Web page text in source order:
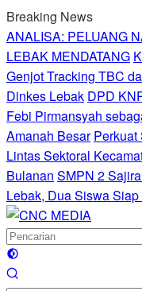
Langsung
ke
konten
Breaking News
ANALISA: PELUANG
LEBAK MENDATANG
Genjot Tracking TBC
Dinkes Lebak DPD
Febi Pirmansyah
Amanah Besar Perkuat
Lintas Sektoral
Bulanan SMPN 2
Lebak, Dua Siswa